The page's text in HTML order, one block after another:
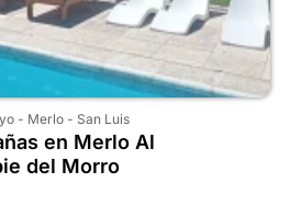
- Merlo- San Luis
en Merlo Al
del Morro